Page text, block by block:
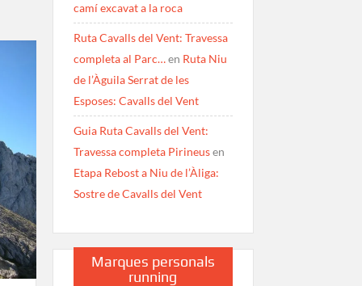
camí excavat a la roca
Ruta Cavalls del Vent: Travessa
completa al Parc…en Ruta Niu
de l’Àguila Serrat de les
Esposes: Cavalls del Vent
Guia Ruta Cavalls del Vent:
Travessa completa Pirineusen
Etapa Rebost a Niu de l’Àliga:
Sostre de Cavalls del Vent
Marques personals
running